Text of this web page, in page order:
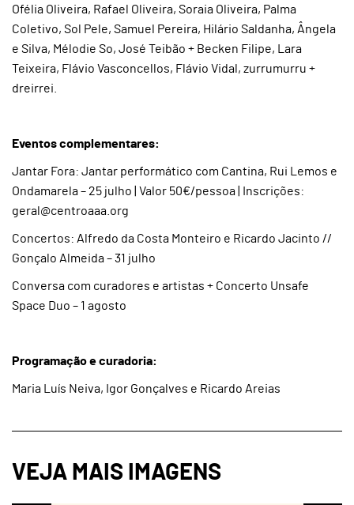
Ofélia Oliveira, Rafael Oliveira, Soraia Oliveira, Palma
Coletivo, Sol Pele, Samuel Pereira, Hilário Saldanha, Ângela
e Silva, Mélodie So, José Teibão + Becken Filipe, Lara
Teixeira, Flávio Vasconcellos, Flávio Vidal, zurrumurru +
dreirrei.
Eventos complementares:
Jantar Fora: Jantar performático com Cantina, Rui Lemos e
Ondamarela – 25 julho | Valor 50€/pessoa | Inscrições:
geral@centroaaa.org
Concertos: Alfredo da Costa Monteiro e Ricardo Jacinto //
Gonçalo Almeida – 31 julho
Conversa com curadores e artistas + Concerto Unsafe
Space Duo – 1 agosto
Programação e curadoria:
Maria Luís Neiva, Igor Gonçalves e Ricardo Areias